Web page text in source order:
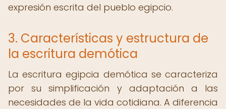
expresión escrita del pueblo egipcio.
3. Características y estructura de
la escritura demótica
La escritura egipcia demótica se caracteriza
por su simplificación y adaptación a las
necesidades de la vida cotidiana. A diferencia